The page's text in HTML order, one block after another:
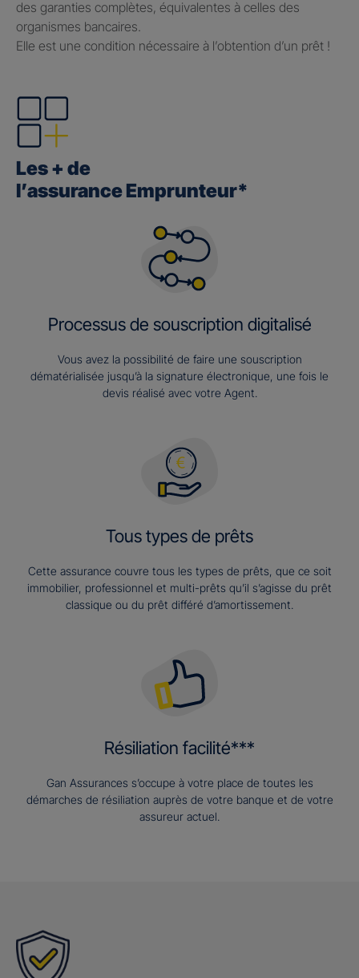
des garanties complètes, équivalentes à celles des
organismes bancaires.
Elle est une condition nécessaire à l’obtention d’un prêt !
Les + de
l’assurance Emprunteur*
Processus de souscription digitalisé
Vous avez la possibilité de faire une souscription
dématérialisée jusqu’à la signature électronique, une fois le
devis réalisé avec votre Agent.
Tous types de prêts
Cette assurance couvre tous les types de prêts, que ce soit
immobilier, professionnel et multi-prêts qu’il s’agisse du prêt
classique ou du prêt différé d’amortissement.
Résiliation facilité***
Gan Assurances s’occupe à votre place de toutes les
démarches de résiliation auprès de votre banque et de votre
assureur actuel.